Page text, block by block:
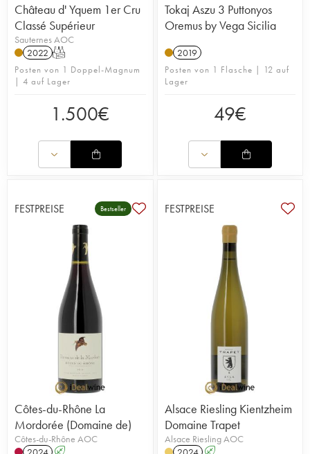
Château d' Yquem 1er Cru
Classé Supérieur
Sauternes AOC
2022 T
Posten von 1 Doppel-Magnum
| 4 auf Lager
1.500€
Tokaj Aszu 3 Puttonyos
Oremus by Vega Sicilia
2019
Posten von 1 Flasche | 12 auf
Lager
49€
FESTPREISE Bestseller
Côtes-du-Rhône La
Mordorée (Domaine de)
Côtes-du-Rhône AOC
FESTPREISE
Alsace Riesling Kientzheim
Domaine Trapet
Alsace Riesling AOC